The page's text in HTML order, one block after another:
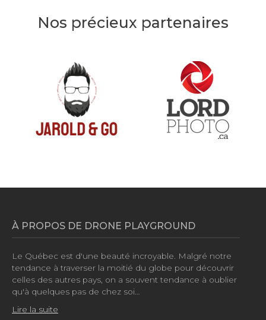
Nos précieux partenaires
À PROPOS DE DRONE PLAYGROUND
Le Québec est d'une beauté incroyable. Malgré notre
tendance à traverser la moitié du globe pour découvrir
celles des autres pays, on a souvent tendance à oublier
qu'à quelques pas de chez soi…
Lire la suite